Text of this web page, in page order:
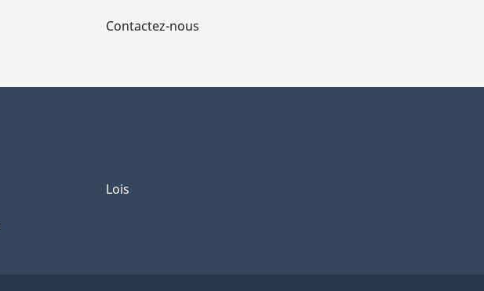
Contactez-nous
Lois